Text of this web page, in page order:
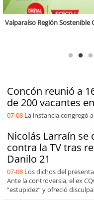
Concón reunió a
de 200 vacantes
07-08 La instancia congregó
Nicolás Larraín
contra la TV tras
Danilo 21
07-08 Los dichos del
Ante la controversia, el ex
“estupidez” y ofreció